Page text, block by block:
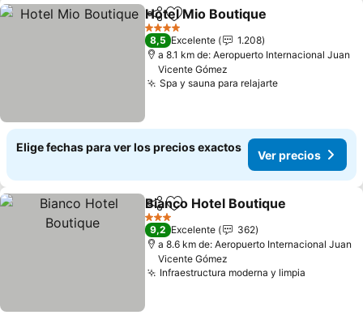
CompartirAgregar a favoritos
Hotel Mio Boutique
4 Estrellas
8,5 Excelente
1.208
a 8.1 km de: Aeropuerto Internacional Juan
Vicente Gómez
Spa y sauna para relajarteVer precios
Elige fechas para ver los precios exactos
Ver precios
CompartirAgregar a favoritos
Bianco Hotel Boutique
3 Estrellas
9,2 Excelente
362
a 8.6 km de: Aeropuerto Internacional Juan
Vicente Gómez
Infraestructura moderna y limpia